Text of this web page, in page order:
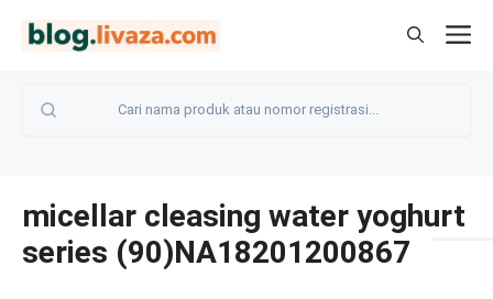
micellar cleasing water yoghurt
series (90)NA18201200867